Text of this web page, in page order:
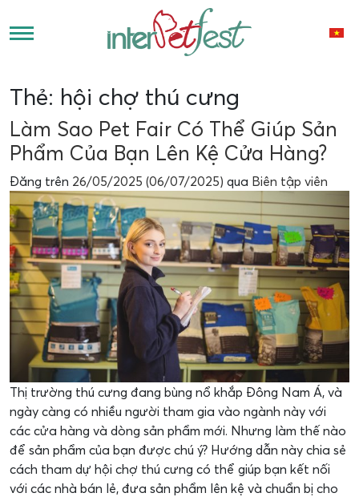
Thẻ: hội chợ thú cưng
Làm Sao Pet Fair Có Thể Giúp Sản
Phẩm Của Bạn Lên Kệ Cửa Hàng?
Đăng trên 26/05/2025 (06/07/2025) qua Biên tập viên
Thị trường thú cưng đang bùng nổ khắp Đông Nam Á, và
ngày càng có nhiều người tham gia vào ngành này với
các cửa hàng và dòng sản phẩm mới. Nhưng làm thế nào
để sản phẩm của bạn được chú ý? Hướng dẫn này chia sẻ
cách tham dự hội chợ thú cưng có thể giúp bạn kết nối
với các nhà bán lẻ, đưa sản phẩm lên kệ và chuẩn bị cho